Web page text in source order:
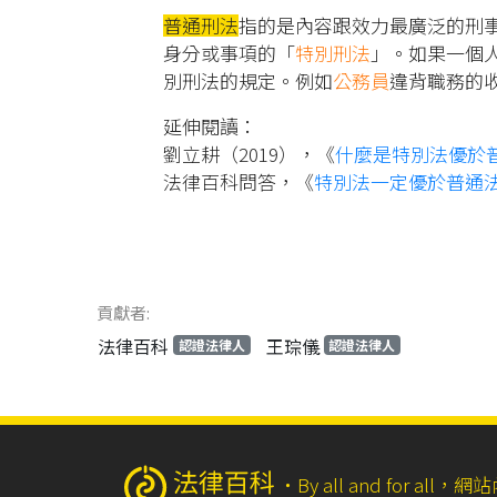
普通刑法指的是內容跟效力最廣泛的刑
身分或事項的「特別刑法 」。如果一個
別刑法的規定。例如公務員違背職務的
延伸閱讀：
劉立耕（2019），《什麼是特別法優
法律百科問答，《特別法一定優於普通
貢獻者:
法律百科 認證法律人 王琮儀 認證法律人
‧ By all and for all，網